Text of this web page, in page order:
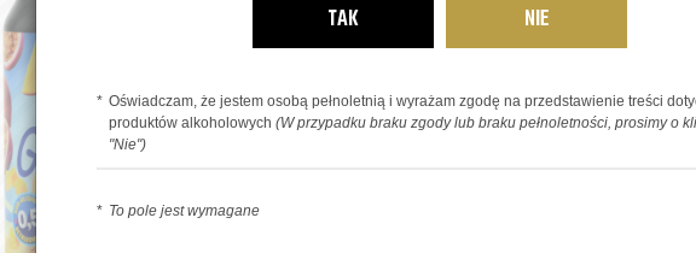
14,69zł
TAK NIE
Oświadczam, że jestem osobą pełnoletnią i wyrażam zgodę na przedstawienie treści
produktów alkoholowych (W przypadku braku zgody lub braku pełnoletności, prosimy o
"Nie")
To pole jest wymagane